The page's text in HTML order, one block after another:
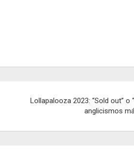
Lollapalooza 2023: “Sold out” o
anglicismos